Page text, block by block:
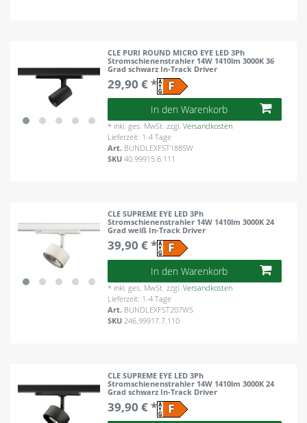
CLE PURI ROUND MICRO EYE LED 3Ph
Stromschienenstrahler 14W 1410lm 3000K 36
Grad schwarz In-Track Driver
29,90 € *
In den Warenkorb
* inkl. ges. MwSt. zzgl.Versandkosten
Lieferzeit: 1-4 Tage
Art. BUNDLEXFST188SW
SKU40.99915.6.111
CLE SUPREME EYE LED 3Ph
Stromschienenstrahler 14W 1410lm 3000K 24
Grad weiß In-Track Driver
39,90 € *
In den Warenkorb
* inkl. ges. MwSt. zzgl.Versandkosten
Lieferzeit: 1-4 Tage
Art. BUNDLEXFST207WS
SKU 246.99917.7.110
CLE SUPREME EYE LED 3Ph
Stromschienenstrahler 14W 1410lm 3000K 24
Grad schwarz In-Track Driver
39,90 € *